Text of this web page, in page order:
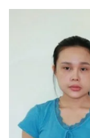
Bóng đá
Lịch thi đấu bóng đá
Thế giới thể thao